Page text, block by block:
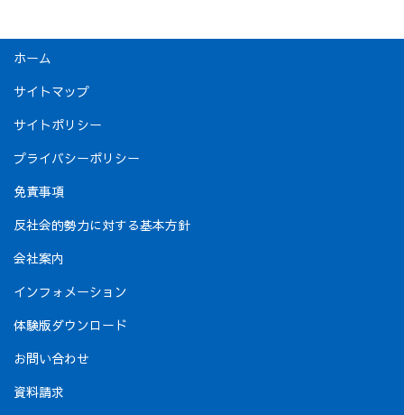
ホーム
サイトマップ
サイトポリシー
プライバシーポリシー
免責事項
反社会的勢力に対する基本方針
会社案内
インフォメーション
体験版ダウンロード
お問い合わせ
資料請求